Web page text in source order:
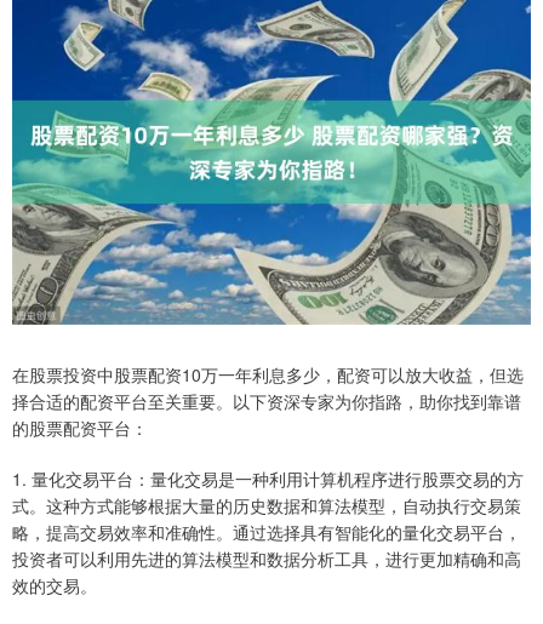
在股票投资中股票配资10万一年利息多少，配资可以放大收益，但选
择合适的配资平台至关重要。以下资深专家为你指路，助你找到靠谱
的股票配资平台：
1. 量化交易平台：量化交易是一种利用计算机程序进行股票交易的方
式。这种方式能够根据大量的历史数据和算法模型，自动执行交易策
略，提高交易效率和准确性。通过选择具有智能化的量化交易平台，
投资者可以利用先进的算法模型和数据分析工具，进行更加精确和高
效的交易。